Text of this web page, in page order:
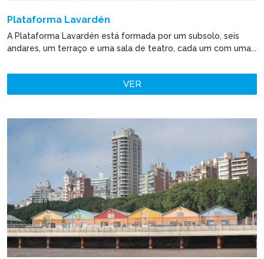
Plataforma Lavardén
A Plataforma Lavardén está formada por um subsolo, seis
andares, um terraço e uma sala de teatro, cada um com uma...
VER